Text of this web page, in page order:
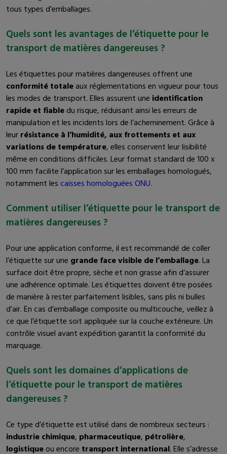
tous types d’emballages.
Quels sont les avantages de l’étiquette pour le
transport de matières dangereuses ?
Les étiquettes pour matières dangereuses offrent une
conformité totaleaux réglementations en vigueur pour tous
les modes de transport. Elles assurent une identification
rapide et fiabledu risque, réduisant ainsi les erreurs de
manipulation et les incidents lors de l’acheminement. Grâce à
leurrésistance à l’humidité, aux frottements et aux
variations de température, elles conservent leur lisibilité
même en conditions difficiles. Leur format standard de 100 x
100 mm facilite l’application sur les emballages homologués,
notamment lescaisses homologuées ONU.
Comment utiliser l’étiquette pour le transport de
matières dangereuses ?
Pour une application conforme, il est recommandé de coller
l’étiquette sur une grande face visible de l’emballage. La
surface doit être propre, sèche et non grasse afin d’assurer
une adhérence optimale. Les étiquettes doivent être posées
de manière à rester parfaitement lisibles, sans plis ni bulles
d’air. En cas d’emballage composite ou multicouche, veillez à
ce que l’étiquette soit appliquée sur la couche extérieure. Un
contrôle visuel avant expédition garantit la conformité du
marquage.
Quels sont les domaines d’applications de
l’étiquette pour le transport de matières
dangereuses ?
Ce type d’étiquette est utilisé dans de nombreux secteurs :
industrie chimique, pharmaceutique, pétrolière,
logistiqueou encore transport international. Elle s’adresse